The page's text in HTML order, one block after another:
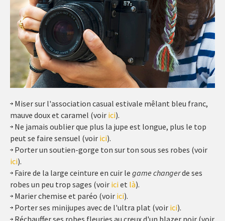
Miser sur l'association casual estivale mêlant bleu franc,
mauve doux et caramel (voir ici).
Ne jamais oublier que plus la jupe est longue, plus le top
peut se faire sensuel (voir ici).
Porter un soutien-gorge ton sur ton sous ses robes (voir
ici).
Faire de la large ceinture en cuir le game changerde ses
robes un peu trop sages (voir ici et là).
Marier chemise et paréo (voir ici).
Porter ses minijupes avec de l'ultra plat (voir ici).
Réchauffer ses robes fleuries au creux d'un blazer noir (voir